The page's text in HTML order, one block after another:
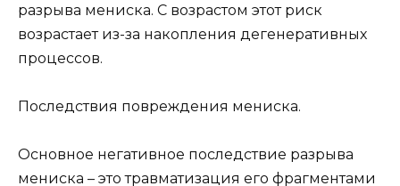
разрыва мениска. С возрастом этот риск
возрастает из-за накопления дегенеративных
процессов.
Последствия повреждения мениска.
Основное негативное последствие разрыва
мениска – это травматизация его фрагментами